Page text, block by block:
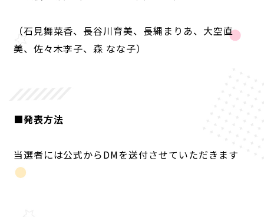
（石見舞菜香、長谷川育美、長縄まりあ、大空直
美、佐々木李子、森 なな子）
■発表方法
当選者には公式からDMを送付させていただきます